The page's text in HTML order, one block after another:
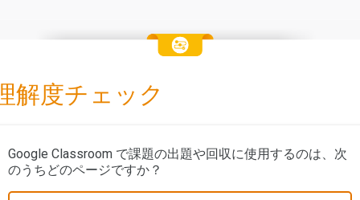
解度チェック
Google Classroom で課題の出題や回収に使用するのは、次
のうちどのページですか？